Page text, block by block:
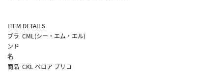
ITEM DETAILS
ブラ
ンド
名
CML(シー・エム・エル)
商品 CKL ベロア プリコ